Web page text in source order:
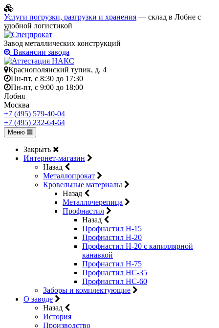
Услуги погрузки, разгрузки и хранения — склад в Лобне с
удобной логистикой
Завод металлических конструкций
Вакансии завода
Краснополянский тупик, д. 4
Пн-пт, с 8:30 до 17:30
Пн-пт, с 9:00 до 18:00
Лобня
Москва
+7 (495) 579-40-04
+7 (495) 232-64-64
Меню
Закрыть
Интернет-магазин
Назад
Металлопрокат
Кровельные материалы
Назад
Металлочерепица
Профнастил
Назад
Профнастил Н-15
Профнастил Н-20
Профнастил Н-20 с капиллярной
канавкой
Профнастил Н-75
Профнастил НС-35
Профнастил НС-60
Заборы и комплектующие
О заводе
Назад
История
Производство